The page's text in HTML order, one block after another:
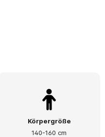
Körpergröße
140-160 cm